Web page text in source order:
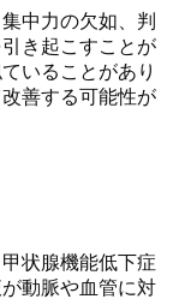
中力の欠如、判
引き起こすことが
いることがあり
善する可能性が
状腺機能低下症
動脈や血管に対